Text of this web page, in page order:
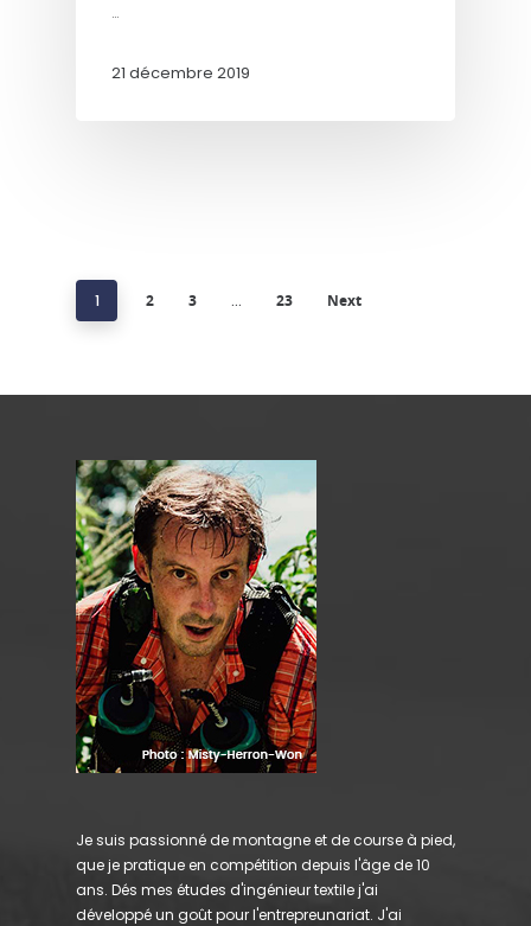
…
21 décembre 2019
1 2 3 … 23 Next
Je suis passionné de montagne et de course à pied,
que je pratique en compétition depuis l'âge de 10
ans. Dés mes études d'ingénieur textile j'ai
développé un goût pour l'entrepreunariat. J'ai